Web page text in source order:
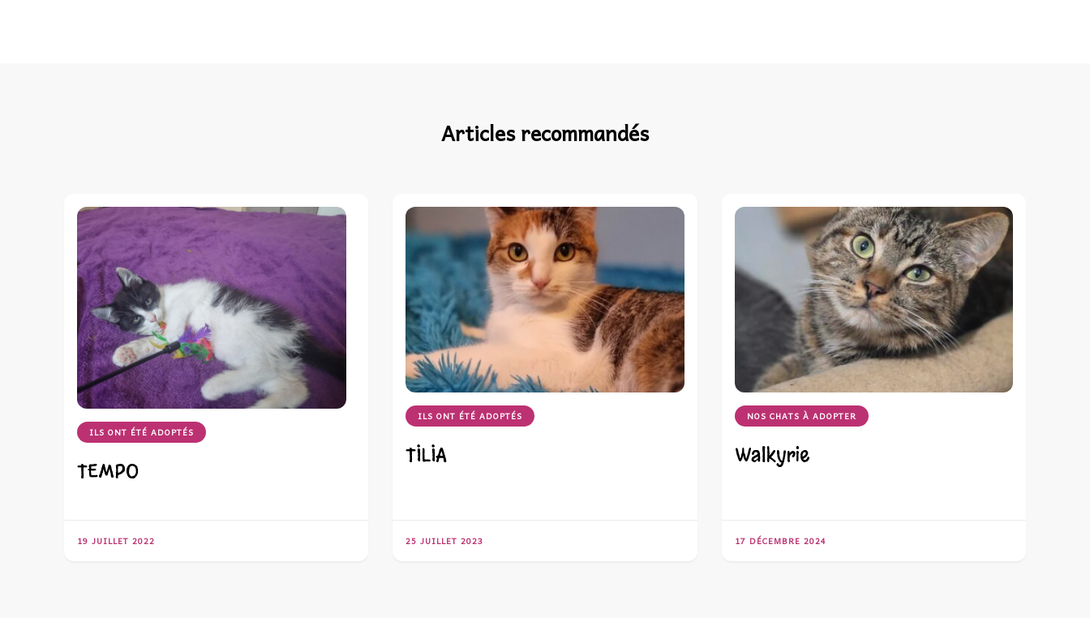
Articles recommandés
ILS ONT ÉTÉ ADOPTÉS
TEMPO
19 JUILLET 2022
ILS ONT ÉTÉ ADOPTÉS
TILIA
25 JUILLET 2023
NOS CHATS À ADOPTER
Walkyrie
17 DÉCEMBRE 2024